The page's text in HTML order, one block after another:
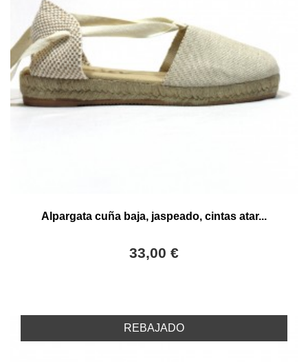
Alpargata cuña baja, jaspeado, cintas atar...
33,00 €
REBAJADO